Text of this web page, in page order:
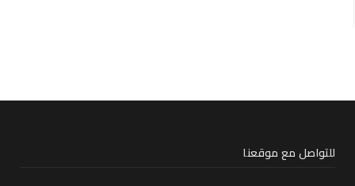
للتواصل مع موقعنا